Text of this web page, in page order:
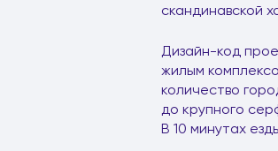
скандинавской
Дизайн-код
жилым
количество
до крупного
В 10 минутах